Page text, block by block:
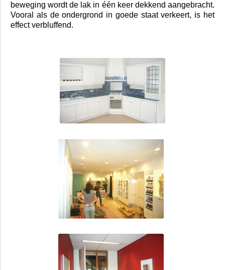
beweging wordt de lak in één keer dekkend aangebracht.
Vooral als de ondergrond in goede staat verkeert, is het
effect verbluffend.